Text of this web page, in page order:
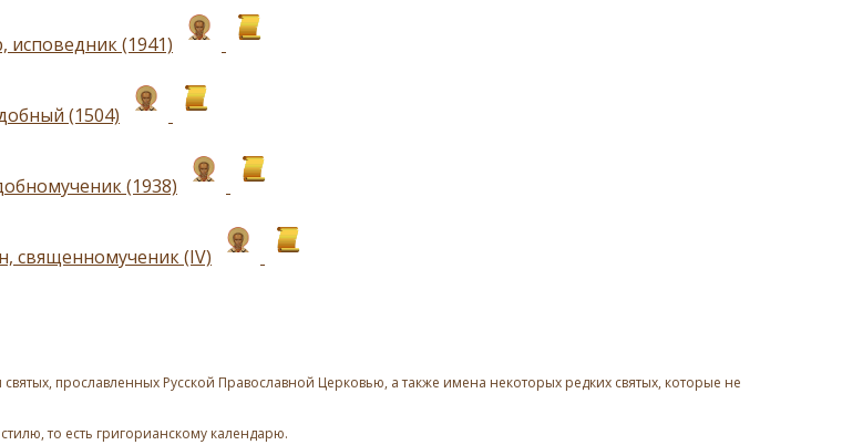
исповедник (1941)
(1504)
(1938)
священномученик (IV)
прославленных Русской Православной Церковью, а также имена некоторых редких святых, которые не
то есть григорианскому календарю.